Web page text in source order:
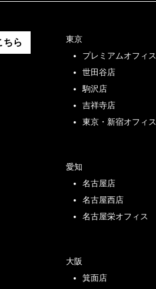
ちら
東京
プレミアムオフィス
世田谷店
駒沢店
吉祥寺店
東京・新宿オフィス
愛知
名古屋店
名古屋西店
名古屋栄オフィス
大阪
箕面店